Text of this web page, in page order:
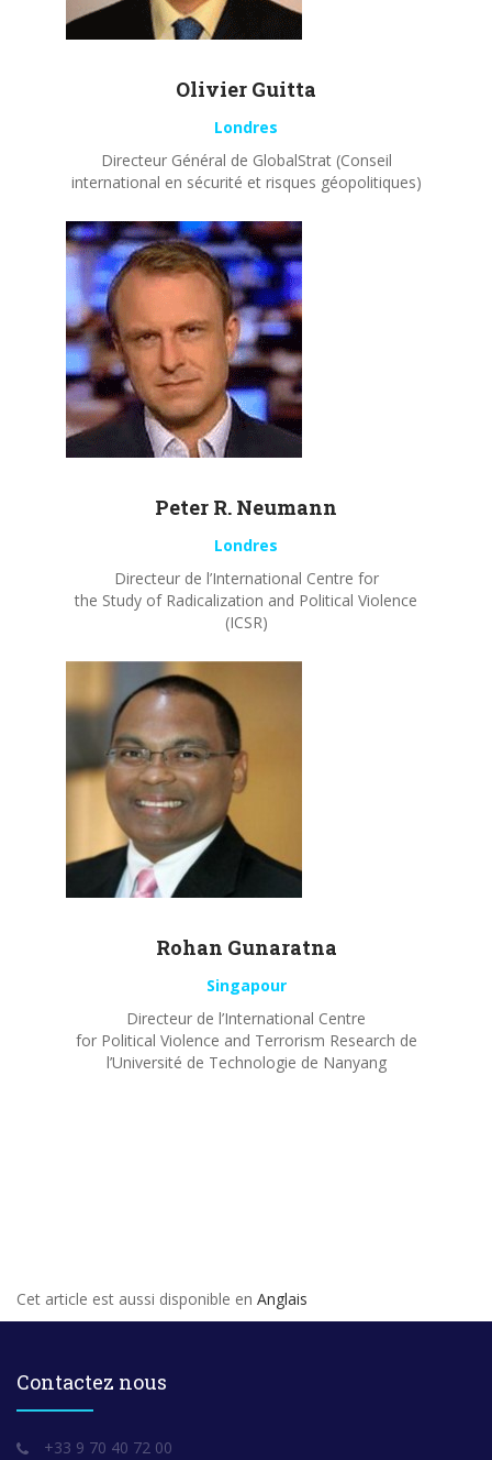
Olivier Guitta
Londres
Directeur Général de GlobalStrat (Conseil
international en sécurité et risques géopolitiques)
Peter R. Neumann
Londres
Directeur de l’International Centre for
the Study of Radicalization and Political Violence
(ICSR)
Rohan Gunaratna
Singapour
Directeur de l’International Centre
for Political Violence and Terrorism Research de
l’Université de Technologie de Nanyang
Cet article est aussi disponible en Anglais
Contactez nous
+33 9 70 40 72 00